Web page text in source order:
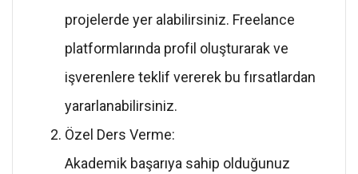
projelerde yer alabilirsiniz. Freelance
platformlarında profil oluşturarak ve
işverenlere teklif vererek bu fırsatlardan
yararlanabilirsiniz.
Özel Ders Verme:
Akademik başarıya sahip olduğunuz